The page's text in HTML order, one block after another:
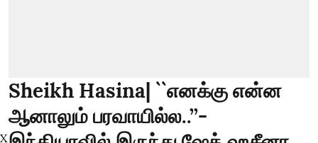
Sheikh Hasina| ``எனக்கு என்ன
ஆனாலும் பரவாயில்ல..’’-
X